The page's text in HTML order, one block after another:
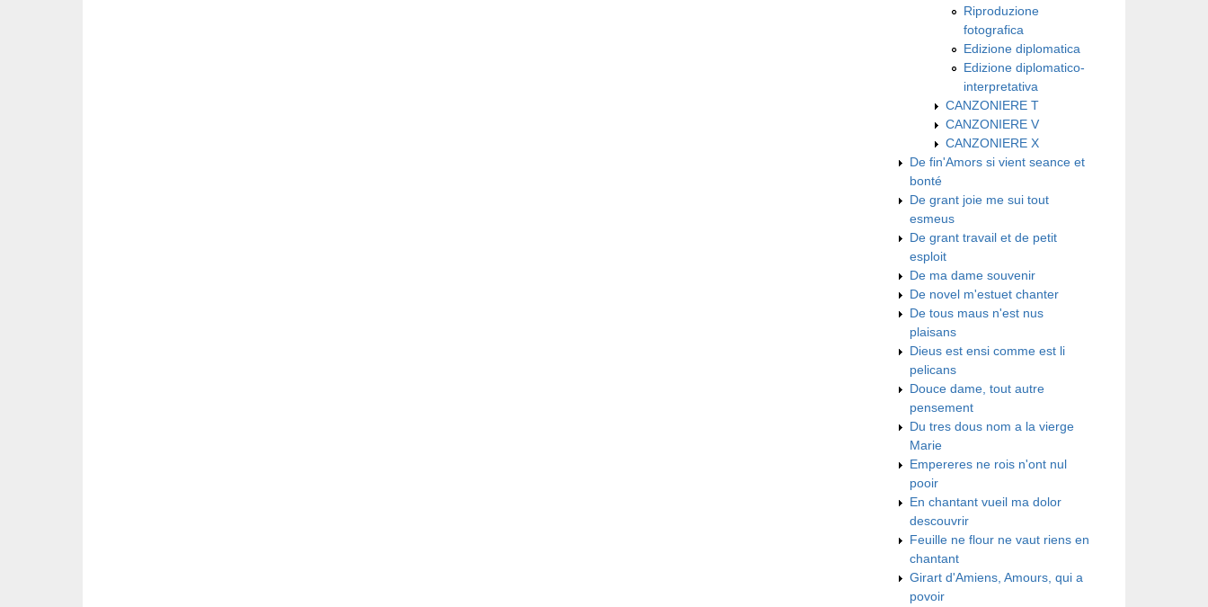
Riproduzione
fotografica
Edizione diplomatica
Edizione diplomatico-
interpretativa
CANZONIERE T
CANZONIERE V
CANZONIERE X
De fin'Amors si vient seance et
bonté
De grant joie me sui tout
esmeus
De grant travail et de petit
esploit
De ma dame souvenir
De novel m'estuet chanter
De tous maus n'est nus
plaisans
Dieus est ensi comme est li
pelicans
Douce dame, tout autre
pensement
Du tres dous nom a la vierge
Marie
Empereres ne rois n'ont nul
pooir
En chantant vueil ma dolor
descouvrir
Feuille ne flour ne vaut riens en
chantant
Girart d'Amiens, Amours, qui a
povoir